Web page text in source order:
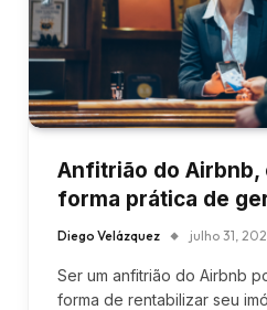
Anfitrião do Airbnb,
forma prática de
Diego Velázquez julho 31,
Ser um anfitrião do Airbnb
forma de rentabilizar seu